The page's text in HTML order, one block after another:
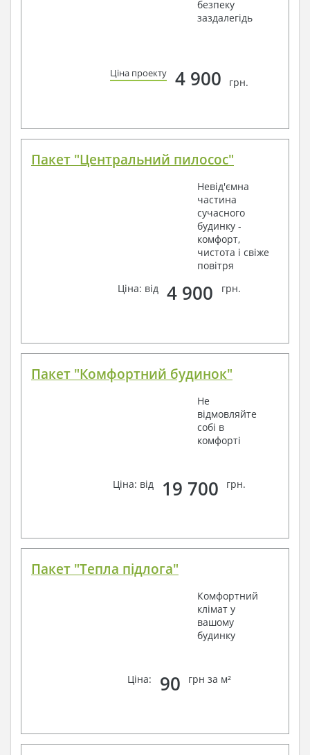
безпеку
заздалегідь
Ціна проекту 4 900 грн.
Пакет "Центральний пилосос"
Невід'ємна
частина
сучасного
будинку -
комфорт,
чистота і свіже
повітря
Ціна: від
4 900 грн.
Пакет "Комфортний будинок"
Не
відмовляйте
собі в
комфорті
Ціна: від 19 700 грн.
Пакет "Тепла підлога"
Комфортний
клімат у
вашому
будинку
Ціна: 90 грн за м²